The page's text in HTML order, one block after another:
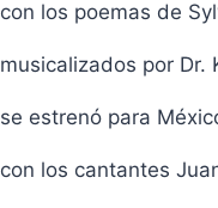
con los poemas de
musicalizados por Dr.
se estrenó para
con los cantantes